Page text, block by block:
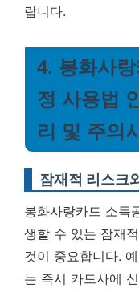
랍니다.
4. 봉화사
정 사용법
리 및 주의
잠재적 리스크
봉화사랑카드 소득
생할 수 있는 잠재
것이 중요합니다.
는 즉시 카드사에